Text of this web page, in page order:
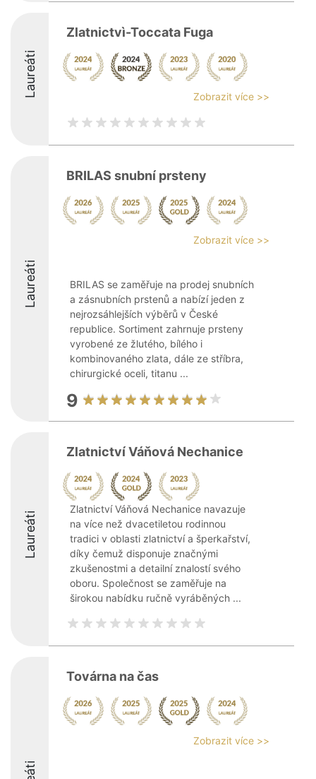
Laureáti
Zlatnictvì-Toccata Fuga
Zobrazit více >>
Laureáti
BRILAS snubní prsteny
Zobrazit více >>
BRILAS se zaměřuje na prodej snubních
a zásnubních prstenů a nabízí jeden z
nejrozsáhlejších výběrů v České
republice. Sortiment zahrnuje prsteny
vyrobené ze žlutého, bílého i
kombinovaného zlata, dále ze stříbra,
chirurgické oceli, titanu ...
9
Laureáti
Zlatnictví Váňová Nechanice
Zlatnictví Váňová Nechanice navazuje
na více než dvacetiletou rodinnou
tradici v oblasti zlatnictví a šperkařství,
díky čemuž disponuje značnými
zkušenostmi a detailní znalostí svého
oboru. Společnost se zaměřuje na
širokou nabídku ručně vyráběných ...
Továrna na čas
Zobrazit více >>